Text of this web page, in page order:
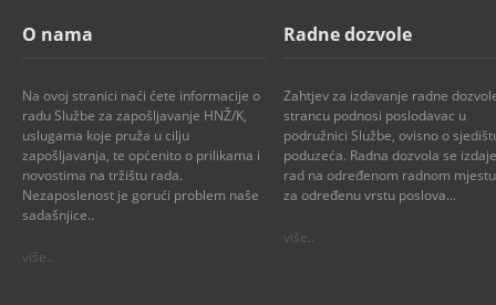
O nama
Na ovoj stranici naći ćete informacije o
radu Službe za zapošljavanje HNŽ/K,
uslugama koje pruža u cilju
zapošljavanja, te općenito o prilikama i
novostima na tržištu rada.
Nezaposlenost je gorući problem naše
sadašnjice..
više..
Radne dozvole
Zahtjev za izdavanje radne
strancu podnosi poslodavac u
podružnici Službe, ovisno o
poduzeća. Radna dozvola se
rad na određenom radnom
za određenu vrstu poslova...
više..